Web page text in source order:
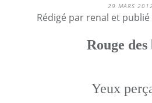
29 MARS 2012
Rédigé par renal et
Rouge des
Yeux